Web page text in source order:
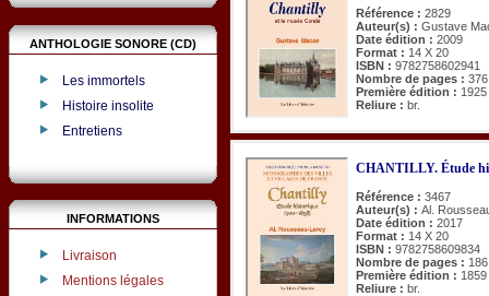
ANTHOLOGIE SONORE (CD)
Les immortels
Histoire insolite
Entretiens
INFORMATIONS
Livraison
Mentions légales
Référence : 2829
Auteur(s) : Gustave
Date édition : 2009
Format : 14 X 20
ISBN : 9782758602941
Nombre de pages : 376
Première édition : 1925
Reliure : br.
CHANTILLY. Étude
Référence : 3467
Auteur(s) : Al.
Date édition : 2017
Format : 14 X 20
ISBN : 9782758609834
Nombre de pages : 186
Première édition : 1859
Reliure : br.